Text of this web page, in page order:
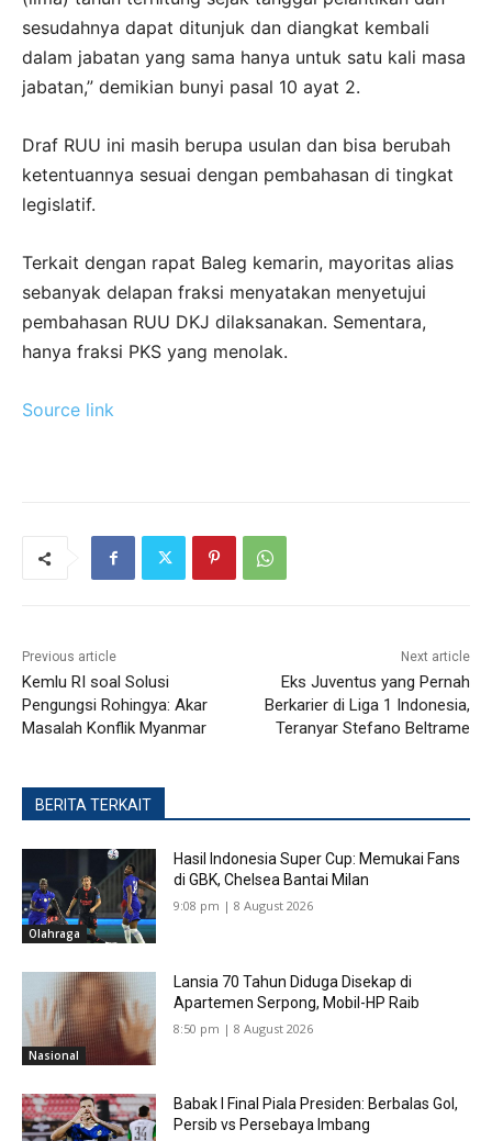
sesudahnya dapat ditunjuk dan diangkat kembali
dalam jabatan yang sama hanya untuk satu kali masa
jabatan,” demikian bunyi pasal 10 ayat 2.
Draf RUU ini masih berupa usulan dan bisa berubah
ketentuannya sesuai dengan pembahasan di tingkat
legislatif.
Terkait dengan rapat Baleg kemarin, mayoritas alias
sebanyak delapan fraksi menyatakan menyetujui
pembahasan RUU DKJ dilaksanakan. Sementara,
hanya fraksi PKS yang menolak.
Source link
Previous article
Kemlu RI soal Solusi
Pengungsi Rohingya: Akar
Masalah Konflik Myanmar
Next article
Eks Juventus yang Pernah
Berkarier di Liga 1 Indonesia,
Teranyar Stefano Beltrame
BERITA TERKAIT
Olahraga
Hasil Indonesia Super Cup: Memukai Fans
di GBK, Chelsea Bantai Milan
9:08 pm | 8 August 2026
Nasional
Lansia 70 Tahun Diduga Disekap di
Apartemen Serpong, Mobil-HP Raib
8:50 pm | 8 August 2026
Babak I Final Piala Presiden: Berbalas Gol,
Persib vs Persebaya Imbang